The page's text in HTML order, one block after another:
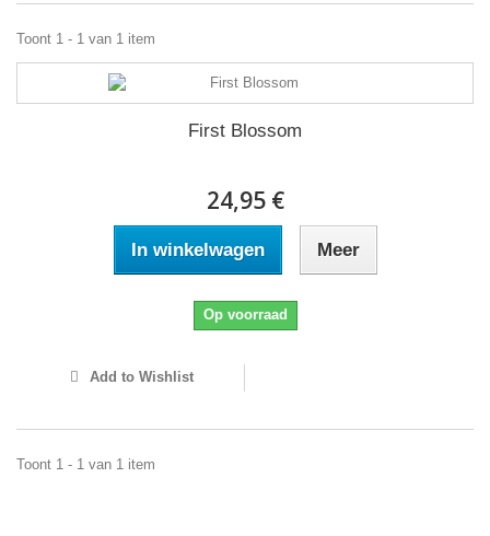
Toont 1 - 1 van 1 item
First Blossom
24,95 €
In winkelwagen Meer
Op voorraad
Add to Wishlist
Toont 1 - 1 van 1 item